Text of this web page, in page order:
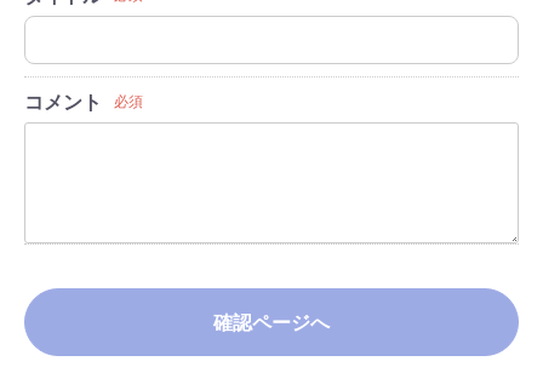
コメント 必須
確認ページへ